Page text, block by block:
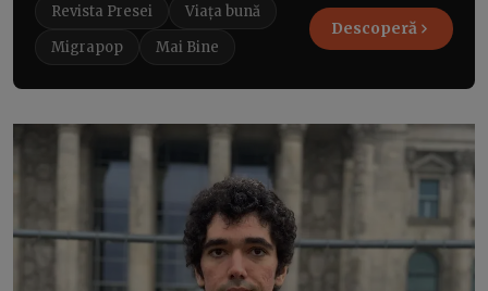
Revista Presei
Viața bună
Migrapop
Mai Bine
Descoperă